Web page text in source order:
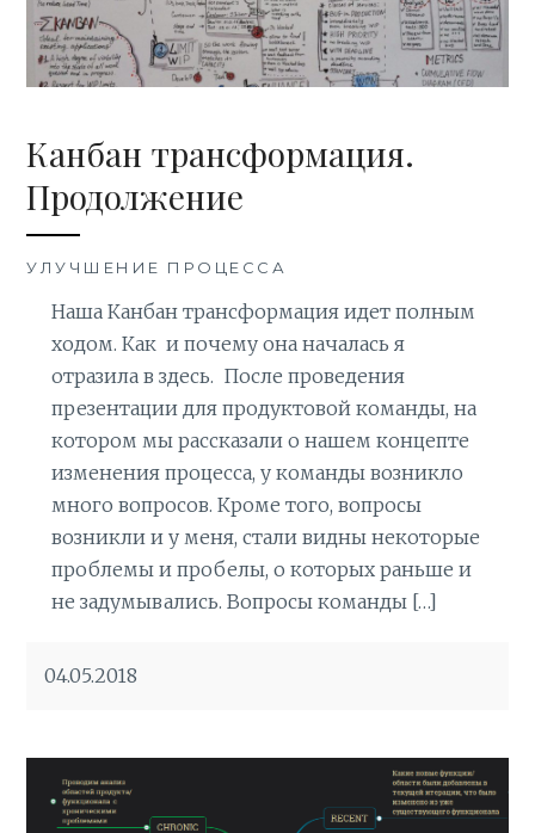
Канбан трансформация.
Продолжение
УЛУЧШЕНИЕ ПРОЦЕССА
Наша Канбан трансформация идет полным
ходом. Как и почему она началась я
отразила в здесь. После проведения
презентации для продуктовой команды, на
котором мы рассказали о нашем концепте
изменения процесса, у команды возникло
много вопросов. Кроме того, вопросы
возникли и у меня, стали видны некоторые
проблемы и пробелы, о которых раньше и
не задумывались. Вопросы команды […]
04.05.2018